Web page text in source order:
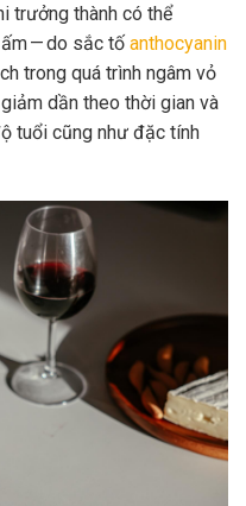
trưởng thành có thể
— do sắc tố anthocyanin
trong quá trình ngâm vỏ
dần theo thời gian và
tuổi cũng như đặc tính